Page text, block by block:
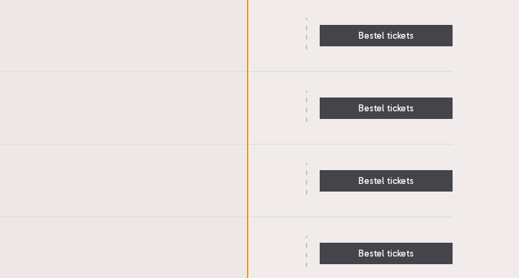
Bestel tickets
Bestel tickets
Bestel tickets
Bestel tickets